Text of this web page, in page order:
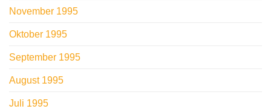
November 1995
Oktober 1995
September 1995
August 1995
Juli 1995